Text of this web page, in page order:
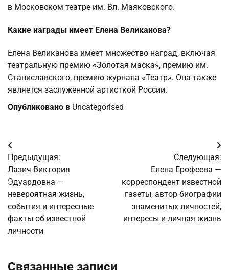
в Московском театре им. Вл. Маяковского.
Какие награды имеет Елена Великанова?
Елена Великанова имеет множество наград, включая
театральную премию «Золотая маска», премию им.
Станиславского, премию журнала «Театр». Она также
является заслуженной артисткой России.
Опубликовано в Uncategorised
Навигация
по
записям
Предыдущая:
Лазич Виктория
Эдуардовна —
невероятная жизнь,
события и интересные
факты об известной
личности
Следующая:
Елена Ерофеева —
корреспондент известной
газеты, автор биографии
знаменитых личностей,
интересы и личная жизнь
Связанные записи